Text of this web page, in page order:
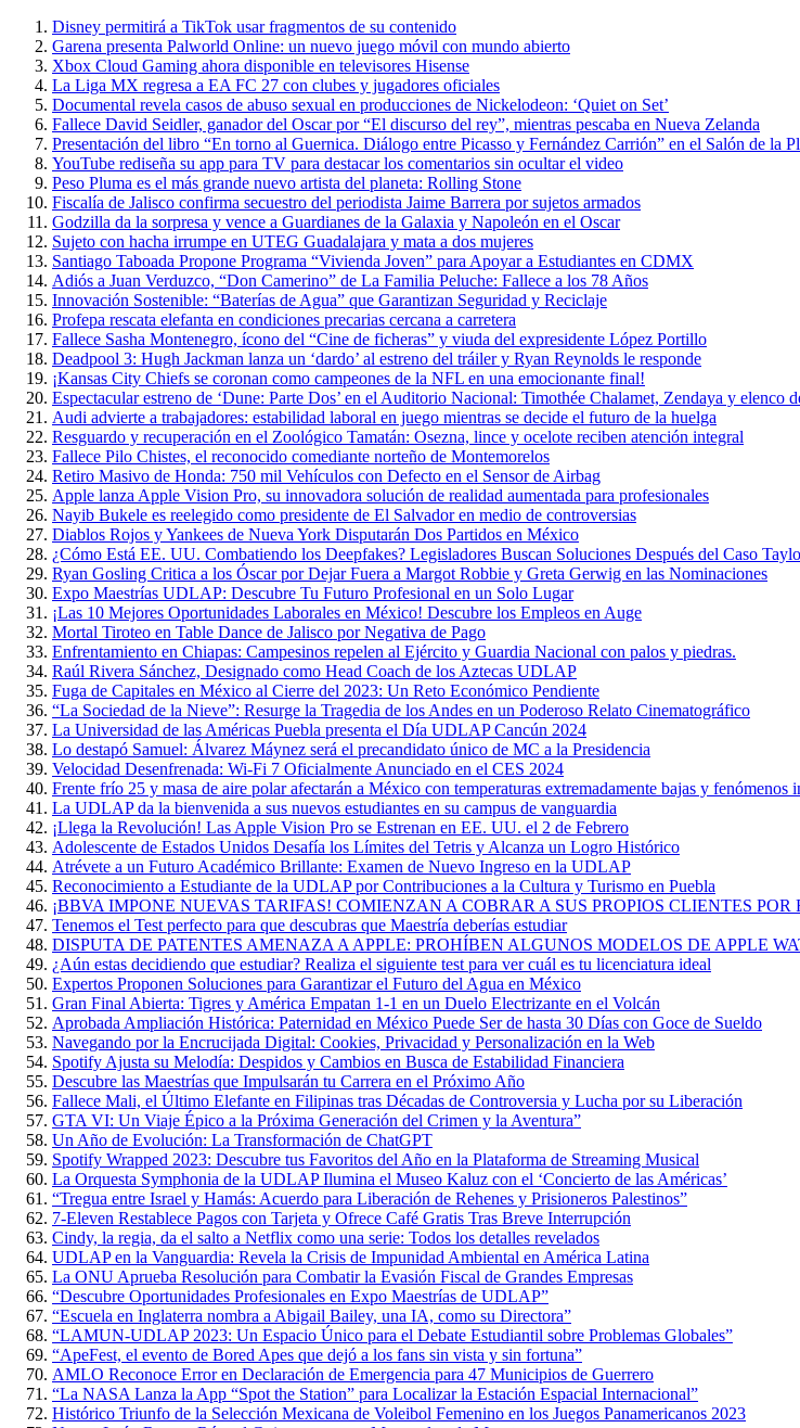
Disney permitirá a TikTok usar fragmentos de su contenido
Garena presenta Palworld Online: un nuevo juego móvil con mundo abierto
Xbox Cloud Gaming ahora disponible en televisores Hisense
La Liga MX regresa a EA FC 27 con clubes y jugadores oficiales
Documental revela casos de abuso sexual en producciones de Nickelodeon: ‘Quiet on Set’
Fallece David Seidler, ganador del Oscar por “El discurso del rey”, mientras pescaba en Nueva Zelanda
Presentación del libro “En torno al Guernica. Diálogo entre Picasso y Fernández Carrión” en el Salón de la
YouTube rediseña su app para TV para destacar los comentarios sin ocultar el video
Peso Pluma es el más grande nuevo artista del planeta: Rolling Stone
Fiscalía de Jalisco confirma secuestro del periodista Jaime Barrera por sujetos armados
Godzilla da la sorpresa y vence a Guardianes de la Galaxia y Napoleón en el Oscar
Sujeto con hacha irrumpe en UTEG Guadalajara y mata a dos mujeres
Santiago Taboada Propone Programa “Vivienda Joven” para Apoyar a Estudiantes en CDMX
Adiós a Juan Verduzco, “Don Camerino” de La Familia Peluche: Fallece a los 78 Años
Innovación Sostenible: “Baterías de Agua” que Garantizan Seguridad y Reciclaje
Profepa rescata elefanta en condiciones precarias cercana a carretera
Fallece Sasha Montenegro, ícono del “Cine de ficheras” y viuda del expresidente López Portillo
Deadpool 3: Hugh Jackman lanza un ‘dardo’ al estreno del tráiler y Ryan Reynolds le responde
¡Kansas City Chiefs se coronan como campeones de la NFL en una emocionante final!
Espectacular estreno de ‘Dune: Parte Dos’ en el Auditorio Nacional: Timothée Chalamet, Zendaya y elenco
Audi advierte a trabajadores: estabilidad laboral en juego mientras se decide el futuro de la huelga
Resguardo y recuperación en el Zoológico Tamatán: Osezna, lince y ocelote reciben atención integral
Fallece Pilo Chistes, el reconocido comediante norteño de Montemorelos
Retiro Masivo de Honda: 750 mil Vehículos con Defecto en el Sensor de Airbag
Apple lanza Apple Vision Pro, su innovadora solución de realidad aumentada para profesionales
Nayib Bukele es reelegido como presidente de El Salvador en medio de controversias
Diablos Rojos y Yankees de Nueva York Disputarán Dos Partidos en México
¿Cómo Está EE. UU. Combatiendo los Deepfakes? Legisladores Buscan Soluciones Después del Caso
Ryan Gosling Critica a los Óscar por Dejar Fuera a Margot Robbie y Greta Gerwig en las Nominaciones
Expo Maestrías UDLAP: Descubre Tu Futuro Profesional en un Solo Lugar
¡Las 10 Mejores Oportunidades Laborales en México! Descubre los Empleos en Auge
Mortal Tiroteo en Table Dance de Jalisco por Negativa de Pago
Enfrentamiento en Chiapas: Campesinos repelen al Ejército y Guardia Nacional con palos y piedras.
Raúl Rivera Sánchez, Designado como Head Coach de los Aztecas UDLAP
Fuga de Capitales en México al Cierre del 2023: Un Reto Económico Pendiente
“La Sociedad de la Nieve”: Resurge la Tragedia de los Andes en un Poderoso Relato Cinematográfico
La Universidad de las Américas Puebla presenta el Día UDLAP Cancún 2024
Lo destapó Samuel: Álvarez Máynez será el precandidato único de MC a la Presidencia
Velocidad Desenfrenada: Wi-Fi 7 Oficialmente Anunciado en el CES 2024
Frente frío 25 y masa de aire polar afectarán a México con temperaturas extremadamente bajas y fenómenos
La UDLAP da la bienvenida a sus nuevos estudiantes en su campus de vanguardia
¡Llega la Revolución! Las Apple Vision Pro se Estrenan en EE. UU. el 2 de Febrero
Adolescente de Estados Unidos Desafía los Límites del Tetris y Alcanza un Logro Histórico
Atrévete a un Futuro Académico Brillante: Examen de Nuevo Ingreso en la UDLAP
Reconocimiento a Estudiante de la UDLAP por Contribuciones a la Cultura y Turismo en Puebla
¡BBVA IMPONE NUEVAS TARIFAS! COMIENZAN A COBRAR A SUS PROPIOS CLIENTES POR
Tenemos el Test perfecto para que descubras que Maestría deberías estudiar
DISPUTA DE PATENTES AMENAZA A APPLE: PROHÍBEN ALGUNOS MODELOS DE APPLE
¿Aún estas decidiendo que estudiar? Realiza el siguiente test para ver cuál es tu licenciatura ideal
Expertos Proponen Soluciones para Garantizar el Futuro del Agua en México
Gran Final Abierta: Tigres y América Empatan 1-1 en un Duelo Electrizante en el Volcán
Aprobada Ampliación Histórica: Paternidad en México Puede Ser de hasta 30 Días con Goce de Sueldo
Navegando por la Encrucijada Digital: Cookies, Privacidad y Personalización en la Web
Spotify Ajusta su Melodía: Despidos y Cambios en Busca de Estabilidad Financiera
Descubre las Maestrías que Impulsarán tu Carrera en el Próximo Año
Fallece Mali, el Último Elefante en Filipinas tras Décadas de Controversia y Lucha por su Liberación
GTA VI: Un Viaje Épico a la Próxima Generación del Crimen y la Aventura”
Un Año de Evolución: La Transformación de ChatGPT
Spotify Wrapped 2023: Descubre tus Favoritos del Año en la Plataforma de Streaming Musical
La Orquesta Symphonia de la UDLAP Ilumina el Museo Kaluz con el ‘Concierto de las Américas’
“Tregua entre Israel y Hamás: Acuerdo para Liberación de Rehenes y Prisioneros Palestinos”
7-Eleven Restablece Pagos con Tarjeta y Ofrece Café Gratis Tras Breve Interrupción
Cindy, la regia, da el salto a Netflix como una serie: Todos los detalles revelados
UDLAP en la Vanguardia: Revela la Crisis de Impunidad Ambiental en América Latina
La ONU Aprueba Resolución para Combatir la Evasión Fiscal de Grandes Empresas
“Descubre Oportunidades Profesionales en Expo Maestrías de UDLAP”
“Escuela en Inglaterra nombra a Abigail Bailey, una IA, como su Directora”
“LAMUN-UDLAP 2023: Un Espacio Único para el Debate Estudiantil sobre Problemas Globales”
“ApeFest, el evento de Bored Apes que dejó a los fans sin vista y sin fortuna”
AMLO Reconoce Error en Declaración de Emergencia para 47 Municipios de Guerrero
“La NASA Lanza la App “Spot the Station” para Localizar la Estación Espacial Internacional”
Histórico Triunfo de la Selección Mexicana de Voleibol Femenino en los Juegos Panamericanos 2023